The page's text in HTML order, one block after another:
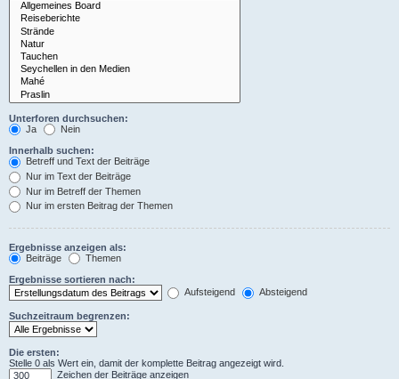
Unterforen durchsuchen:
Ja
Nein
Innerhalb suchen:
Betreff und Text der Beiträge
Nur im Text der Beiträge
Nur im Betreff der Themen
Nur im ersten Beitrag der Themen
Ergebnisse anzeigen als:
Beiträge
Themen
Ergebnisse sortieren nach:
Aufsteigend
Absteigend
Suchzeitraum begrenzen:
Die ersten:
Stelle 0 als Wert ein, damit der komplette Beitrag angezeigt wird.
Zeichen der Beiträge anzeigen